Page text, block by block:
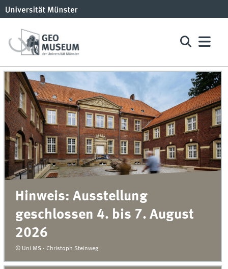
Hinweis: Ausstellung
geschlossen 4. bis 7. August
2026
© Uni MS - Christoph Steinweg